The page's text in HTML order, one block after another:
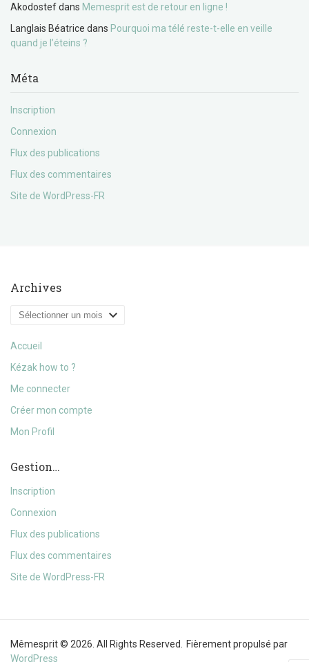
Akodostefdans Memesprit est de retour en ligne !
Langlais Béatrice dans Pourquoi ma télé reste-t-elle en veille
quand je l’éteins ?
Méta
Inscription
Connexion
Flux des publications
Flux des commentaires
Site de WordPress-FR
Archives
Archives
Accueil
Kézak how to ?
Me connecter
Créer mon compte
Mon Profil
Gestion…
Inscription
Connexion
Flux des publications
Flux des commentaires
Site de WordPress-FR
Mêmesprit © 2026. All Rights Reserved.
Fièrement propulsé par
WordPress